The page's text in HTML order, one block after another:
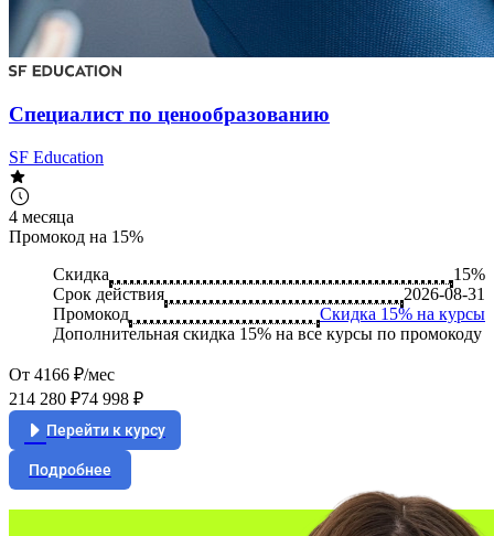
Специалист по ценообразованию
SF Education
4 месяца
Промокод на 15%
Скидка
15%
Срок действия
2026-08-31
Промокод
Скидка 15% на курсы
Дополнительная скидка 15% на все курсы по промокоду
От 4166 ₽/мес
214 280 ₽74 998 ₽
Перейти к курсу
Подробнее